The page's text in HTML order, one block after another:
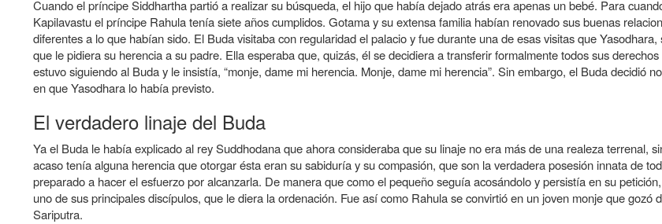
navegación
Book
para
Ráhula
el
hijo
del
Buda
Cuando el príncipe Siddhartha partió a realizar su búsqueda, el hijo que había dejado atrás era apenas un bebé. Para
Kapilavastu el príncipe Rahula tenía siete años cumplidos. Gotama y su extensa familia habían renovado sus buenas
diferentes a lo que habían sido. El Buda visitaba con regularidad el palacio y fue durante una de esas visitas que
que le pidiera su herencia a su padre. Ella esperaba que, quizás, él se decidiera a transferir formalmente todos sus
estuvo siguiendo al Buda y le insistía, “monje, dame mi herencia. Monje, dame mi herencia”. Sin embargo, el Buda decidió
en que Yasodhara lo había previsto.
El verdadero linaje del Buda
Ya el Buda le había explicado al rey Suddhodana que ahora consideraba que su linaje no era más de una realeza terrenal,
acaso tenía alguna herencia que otorgar ésta eran su sabiduría y su compasión, que son la verdadera posesión innata de
preparado a hacer el esfuerzo por alcanzarla. De manera que como el pequeño seguía acosándolo y persistía en su
uno de sus principales discípulos, que le diera la ordenación. Fue así como Rahula se convirtió en un joven monje que gozó
Sariputra.